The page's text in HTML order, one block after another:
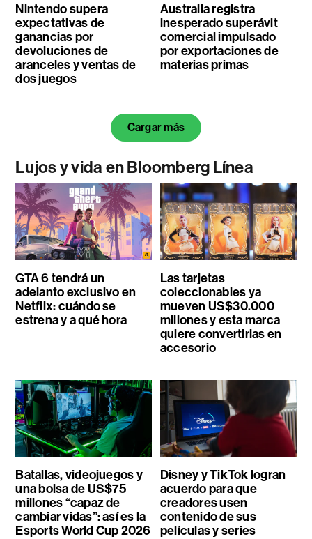
Nintendo supera
expectativas de
ganancias por
devoluciones de
aranceles y ventas de
dos juegos
Australia registra
inesperado superávit
comercial impulsado
por exportaciones de
materias primas
Cargar más
Lujos y vida en Bloomberg Línea
GTA 6 tendrá un
adelanto exclusivo en
Netflix: cuándo se
estrena y a qué hora
Las tarjetas
coleccionables ya
mueven US$30.000
millones y esta marca
quiere convertirlas en
accesorio
Batallas, videojuegos y
una bolsa de US$75
millones “capaz de
cambiar vidas”: así es la
Esports World Cup 2026
Disney y TikTok logran
acuerdo para que
creadores usen
contenido de sus
películas y series